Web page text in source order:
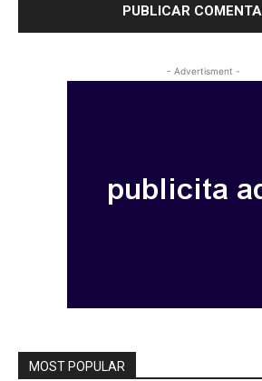
- Advertisment -
MOST POPULAR